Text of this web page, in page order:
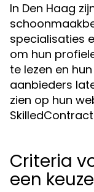
In Den Haag
specialisaties
om hun
te lezen en
aanbieders
zien op hun
Criteria
een keuze